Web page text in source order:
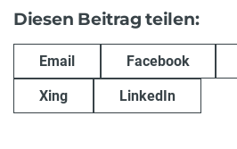
Diesen Beitrag teilen:
Email Facebook
Xing LinkedIn